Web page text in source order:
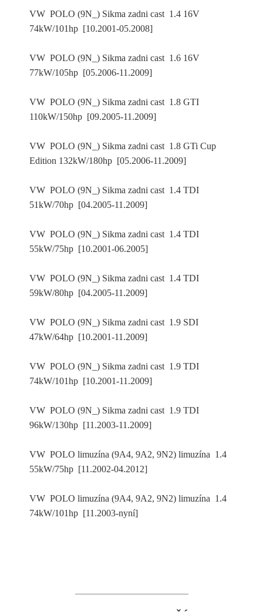
VW POLO (9N_) Sikma zadni cast 1.4 16V
74kW/101hp [10.2001-05.2008]
VW POLO (9N_) Sikma zadni cast 1.6 16V
77kW/105hp [05.2006-11.2009]
VW POLO (9N_) Sikma zadni cast 1.8 GTI
110kW/150hp [09.2005-11.2009]
VW POLO (9N_) Sikma zadni cast 1.8 GTi Cup
Edition 132kW/180hp [05.2006-11.2009]
VW POLO (9N_) Sikma zadni cast 1.4 TDI
51kW/70hp [04.2005-11.2009]
VW POLO (9N_) Sikma zadni cast 1.4 TDI
55kW/75hp [10.2001-06.2005]
VW POLO (9N_) Sikma zadni cast 1.4 TDI
59kW/80hp [04.2005-11.2009]
VW POLO (9N_) Sikma zadni cast 1.9 SDI
47kW/64hp [10.2001-11.2009]
VW POLO (9N_) Sikma zadni cast 1.9 TDI
74kW/101hp [10.2001-11.2009]
VW POLO (9N_) Sikma zadni cast 1.9 TDI
96kW/130hp [11.2003-11.2009]
VW POLO limuzína (9A4, 9A2, 9N2) limuzína 1.4
55kW/75hp [11.2002-04.2012]
VW POLO limuzína (9A4, 9A2, 9N2) limuzína 1.4
74kW/101hp [11.2003-nyní]